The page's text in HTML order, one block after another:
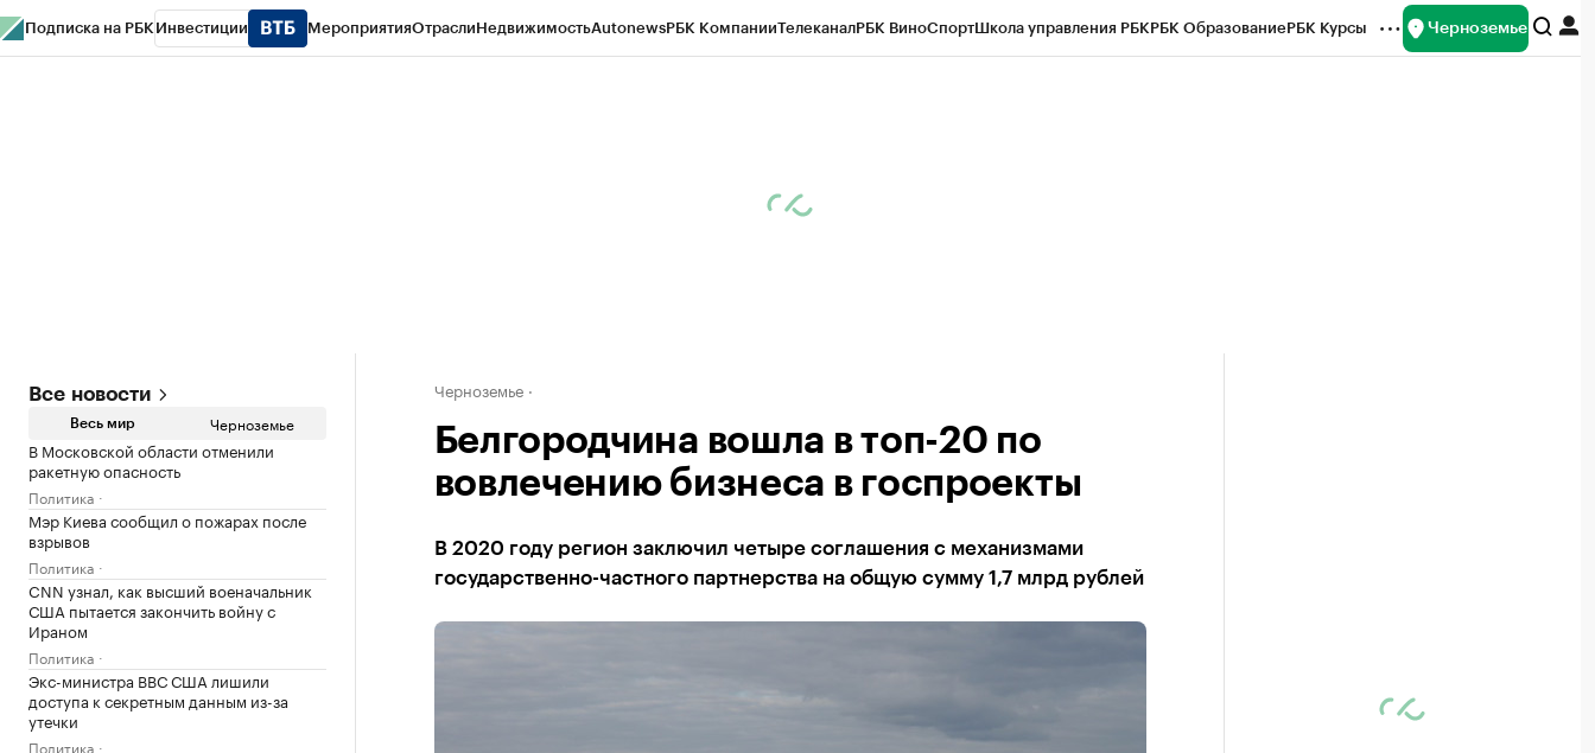
Подписка на РБК Инвестиции МероприятияОтраслиНедвижимостьAutonewsРБК КомпанииТелеканалРБК ВиноСпортШкола управления РБКРБК ОбразованиеРБК Курсы Черноземье
Все новости
Весь мир Черноземье
В Московской области отменили
ракетную опасность
Политика
Мэр Киева сообщил о пожарах после
взрывов
Политика
CNN узнал, как высший военачальник
США пытается закончить войну с
Ираном
Политика
Экс-министра ВВС США лишили
доступа к секретным данным из-за
утечки
Политика
Черноземье
Белгородчина вошла в топ-20 по
вовлечению бизнеса в госпроекты
В 2020 году регион заключил четыре соглашения с механизмами
государственно-частного партнерства на общую сумму 1,7 млрд рублей